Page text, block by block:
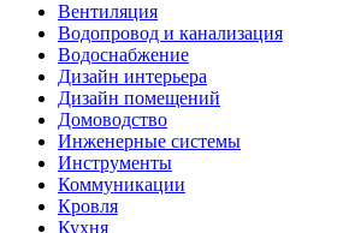
Вентиляция
Водопровод и канализация
Водоснабжение
Дизайн интерьера
Дизайн помещений
Домоводство
Инженерные системы
Инструменты
Коммуникации
Кровля
Кухня